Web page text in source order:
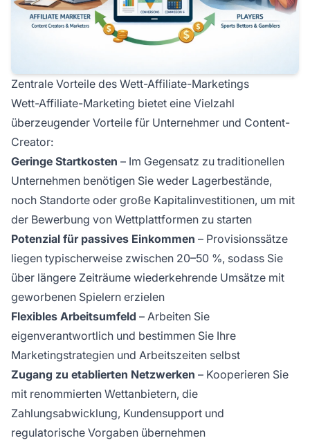
Zentrale Vorteile des Wett-Affiliate-Marketings
Wett-Affiliate-Marketing bietet eine Vielzahl
überzeugender Vorteile für Unternehmer und Content-
Creator:
Geringe Startkosten – Im Gegensatz zu traditionellen
Unternehmen benötigen Sie weder Lagerbestände,
noch Standorte oder große Kapitalinvestitionen, um mit
der Bewerbung von Wettplattformen zu starten
Potenzial für passives Einkommen – Provisionssätze
liegen typischerweise zwischen 20–50 %, sodass Sie
über längere Zeiträume wiederkehrende Umsätze mit
geworbenen Spielern erzielen
Flexibles Arbeitsumfeld – Arbeiten Sie
eigenverantwortlich und bestimmen Sie Ihre
Marketingstrategien und Arbeitszeiten selbst
Zugang zu etablierten Netzwerken – Kooperieren Sie
mit renommierten Wettanbietern, die
Zahlungsabwicklung, Kundensupport und
regulatorische Vorgaben übernehmen